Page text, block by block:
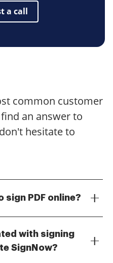
a call
common customer
an answer to
hesitate to
sign PDF online?
clicks, you can upload
and send it securely.
with signing
SignNow?